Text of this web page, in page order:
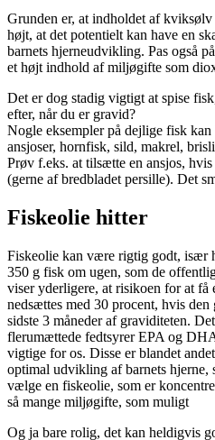
Grunden er, at indholdet af kviksølv
højt, at det potentielt kan have en
barnets hjerneudvikling. Pas også
et højt indhold af miljøgifte som
Det er dog stadig vigtigt at spise
efter, når du er gravid?
Nogle eksempler på dejlige fisk
ansjoser, hornfisk, sild, makrel,
Prøv f.eks. at tilsætte en ansjos,
(gerne af bredbladet persille). Det
Fiskeolie hitter
Fiskeolie kan være rigtig godt, især
350 g fisk om ugen, som de
viser yderligere, at risikoen for at få
nedsættes med 30 procent, hvis
sidste 3 måneder af graviditeten.
flerumættede fedtsyrer EPA og
vigtige for os. Disse er blandet
optimal udvikling af barnets hjerne,
vælge en fiskeolie, som er
så mange miljøgifte, som muligt
Og ja bare rolig, det kan heldigvis